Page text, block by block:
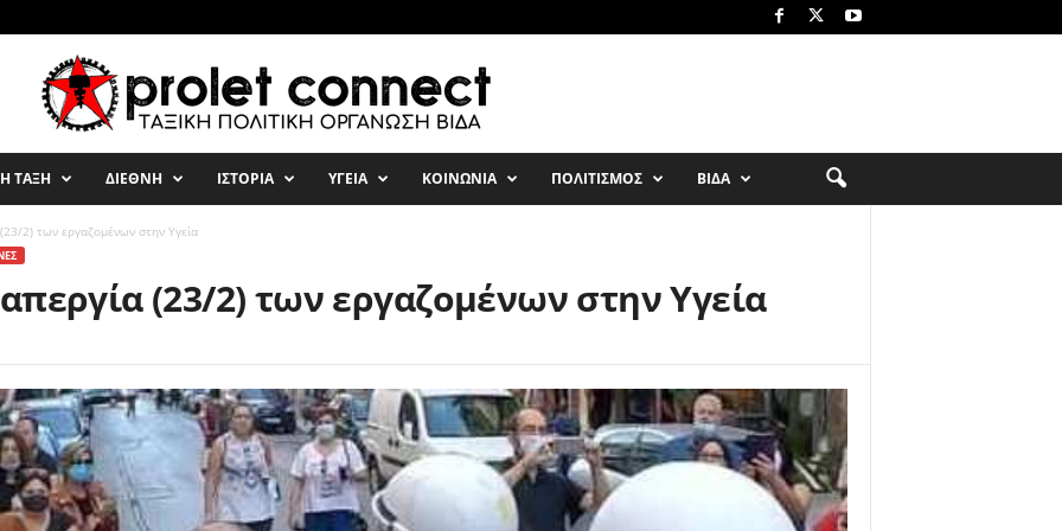
ΤΑΞΗ ΔΙΕΘΝΗ ΙΣΤΟΡΙΑ ΥΓΕΙΑ ΚΟΙΝΩΝΙΑ ΠΟΛΙΤΙΣΜΟΣ ΒΙΔΑ
2) των εργαζομένων στην Υγεία
(23/2) των εργαζομένων στην Υγεία